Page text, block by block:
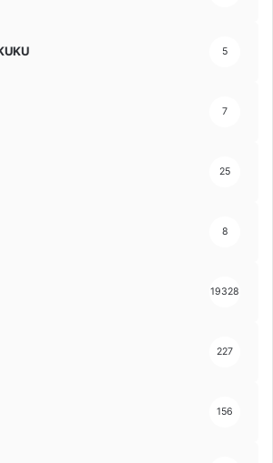
5
7
25
8
19328
227
156